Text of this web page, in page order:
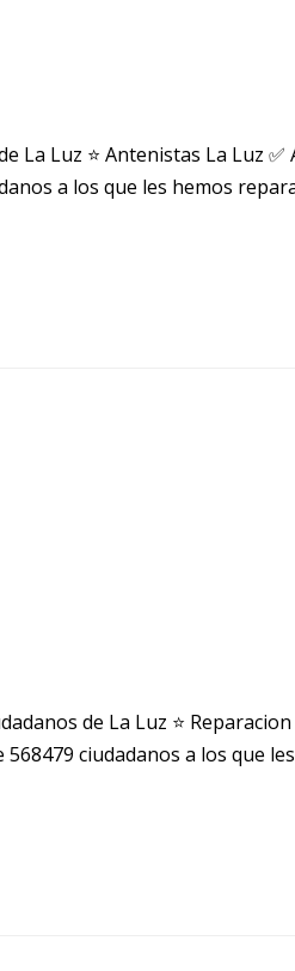
La Luz ⭐ Antenistas La Luz
a los que les hemos
de La Luz ⭐
ciudadanos a los que